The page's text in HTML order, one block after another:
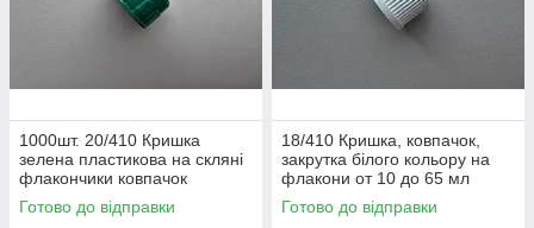
1000шт. 20/410 Кришка
зелена пластикова на скляні
флакончики ковпачок
закрутка на флакони від 50
до 100 мл
Готово до відправки
18/410 Кришка, ковпачок,
закрутка білого кольору на
флакони от 10 до 65 мл
Готово до відправки